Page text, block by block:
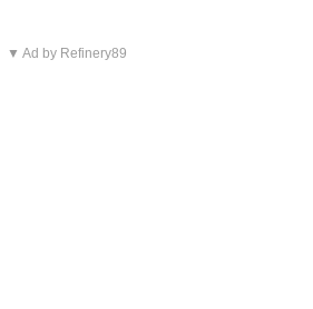
▼ Ad by Refinery89